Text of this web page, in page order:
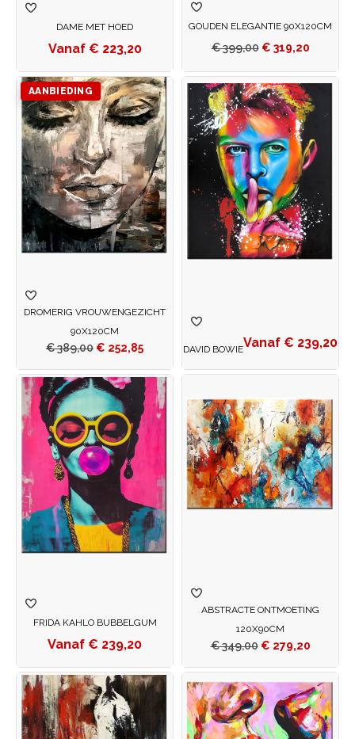
DAME MET HOED
€ 223,20
GOUDEN ELEGANTIE 90X120CM
€399,00 € 319,20
AANBIEDING
DROMERIG VROUWENGEZICHT
90X120CM
€389,00 € 252,85 DAVID BOWIE € 239,20
FRIDA KAHLO BUBBELGUM
€ 239,20
ABSTRACTE ONTMOETING
120X90CM
€349,00 € 279,20